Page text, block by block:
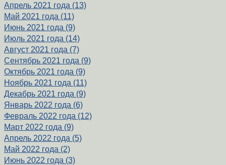
Апрель 2021 года (13)
Май 2021 года (11)
Июнь 2021 года (9)
Июль 2021 года (14)
Август 2021 года (7)
Сентябрь 2021 года (9)
Октябрь 2021 года (9)
Ноябрь 2021 года (11)
Декабрь 2021 года (9)
Январь 2022 года (6)
Февраль 2022 года (12)
Март 2022 года (9)
Апрель 2022 года (5)
Май 2022 года (2)
Июнь 2022 года (3)